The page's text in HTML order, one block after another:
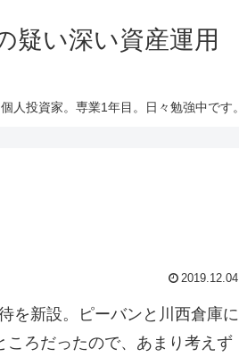
疑い深い資産運用
人投資家。専業1年目。日々勉強中です。
2019.12.04
を新設。ピーバンと川西倉庫に
ろだったので、あまり考えず